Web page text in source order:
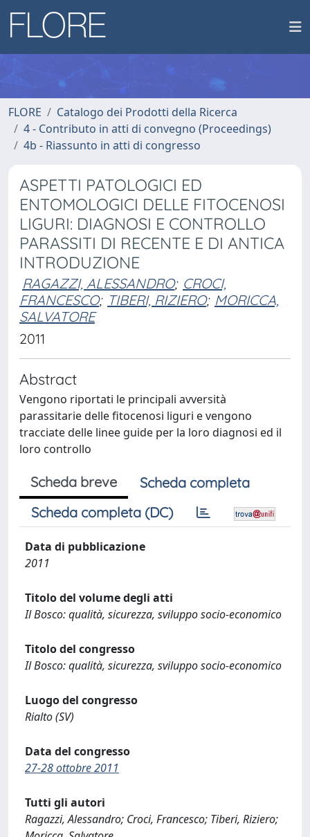
FLORE
Catalogo dei Prodotti della Ricerca
4 - Contributo in atti di convegno (Proceedings)
4b - Riassunto in atti di congresso
ASPETTI PATOLOGICI ED
ENTOMOLOGICI DELLE FITOCENOSI
LIGURI: DIAGNOSI E CONTROLLO
PARASSITI DI RECENTE E DI ANTICA
INTRODUZIONE
RAGAZZI, ALESSANDRO; CROCI,
FRANCESCO; TIBERI, RIZIERO; MORICCA,
SALVATORE
2011
Abstract
Vengono riportati le principali avversità
parassitarie delle fitocenosi liguri e vengono
tracciate delle linee guide per la loro diagnosi ed il
loro controllo
Scheda breve
Scheda completa
Scheda completa (DC)
Data di pubblicazione
2011
Titolo del volume degli atti
Il Bosco: qualità, sicurezza, sviluppo socio-economico
Titolo del congresso
Il Bosco: qualità, sicurezza, sviluppo socio-economico
Luogo del congresso
Rialto (SV)
Data del congresso
27-28 ottobre 2011
Tutti gli autori
Ragazzi, Alessandro; Croci, Francesco; Tiberi, Riziero;